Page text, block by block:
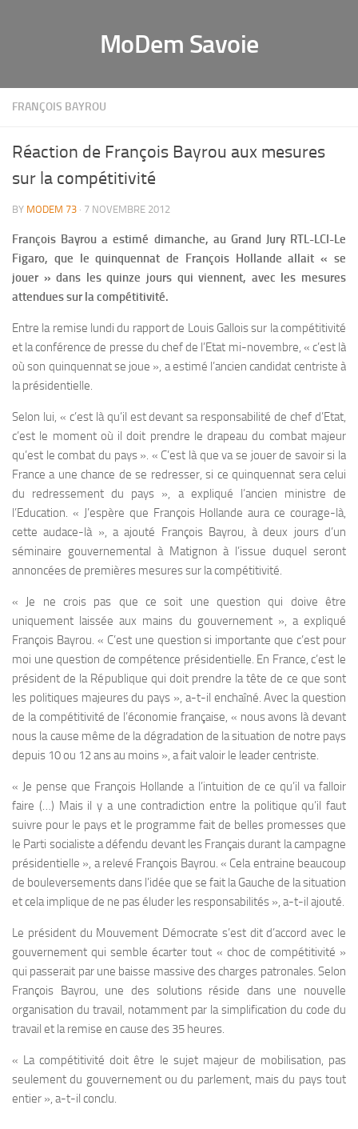
MoDem Savoie
FRANÇOIS BAYROU
Réaction de François Bayrou aux mesures
sur la compétitivité
BY MODEM 73 · 7 NOVEMBRE 2012
François Bayrou a estimé dimanche, au Grand Jury RTL-LCI-Le
Figaro, que le quinquennat de François Hollande allait « se
jouer » dans les quinze jours qui viennent, avec les mesures
attendues sur la compétitivité.
Entre la remise lundi du rapport de Louis Gallois sur la compétitivité
et la conférence de presse du chef de l’Etat mi-novembre, « c’est là
où son quinquennat se joue », a estimé l’ancien candidat centriste à
la présidentielle.
Selon lui, « c’est là qu’il est devant sa responsabilité de chef d’Etat,
c’est le moment où il doit prendre le drapeau du combat majeur
qu’est le combat du pays ». « C’est là que va se jouer de savoir si la
France a une chance de se redresser, si ce quinquennat sera celui
du redressement du pays », a expliqué l’ancien ministre de
l’Education. « J’espère que François Hollande aura ce courage-là,
cette audace-là », a ajouté François Bayrou, à deux jours d’un
séminaire gouvernemental à Matignon à l’issue duquel seront
annoncées de premières mesures sur la compétitivité.
« Je ne crois pas que ce soit une question qui doive être
uniquement laissée aux mains du gouvernement », a expliqué
François Bayrou. « C’est une question si importante que c’est pour
moi une question de compétence présidentielle. En France, c’est le
président de la République qui doit prendre la tête de ce que sont
les politiques majeures du pays », a-t-il enchaîné. Avec la question
de la compétitivité de l’économie française, « nous avons là devant
nous la cause même de la dégradation de la situation de notre pays
depuis 10 ou 12 ans au moins », a fait valoir le leader centriste.
« Je pense que François Hollande a l’intuition de ce qu’il va falloir
faire (…) Mais il y a une contradiction entre la politique qu’il faut
suivre pour le pays et le programme fait de belles promesses que
le Parti socialiste a défendu devant les Français durant la campagne
présidentielle », a relevé François Bayrou. « Cela entraine beaucoup
de bouleversements dans l’idée que se fait la Gauche de la situation
et cela implique de ne pas éluder les responsabilités », a-t-il ajouté.
Le président du Mouvement Démocrate s’est dit d’accord avec le
gouvernement qui semble écarter tout « choc de compétitivité »
qui passerait par une baisse massive des charges patronales. Selon
François Bayrou, une des solutions réside dans une nouvelle
organisation du travail, notamment par la simplification du code du
travail et la remise en cause des 35 heures.
« La compétitivité doit être le sujet majeur de mobilisation, pas
seulement du gouvernement ou du parlement, mais du pays tout
entier », a-t-il conclu.